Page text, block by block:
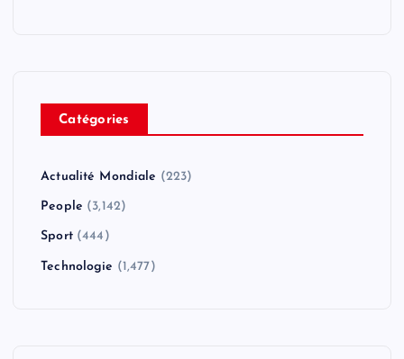
Catégories
Actualité Mondiale (223)
People (3,142)
Sport(444)
Technologie (1,477)